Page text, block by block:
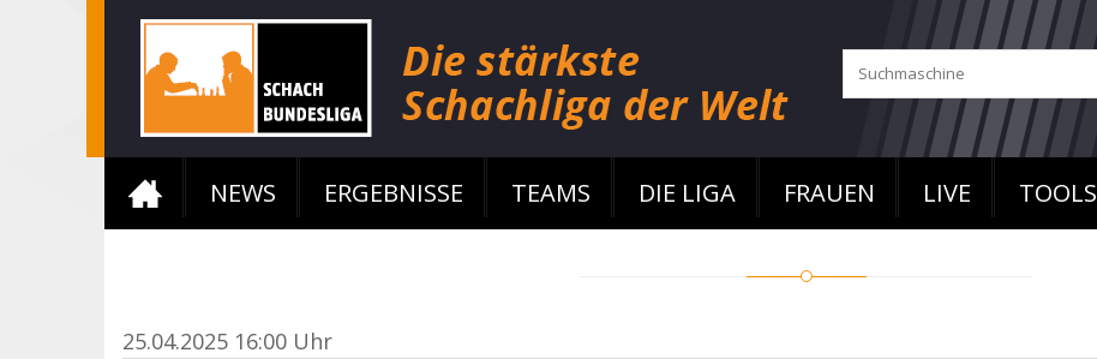
NEWS ERGEBNISSE TEAMS DIE LIGA FRAUEN LIVE TOOLS
25.04.2025 16:00 Uhr